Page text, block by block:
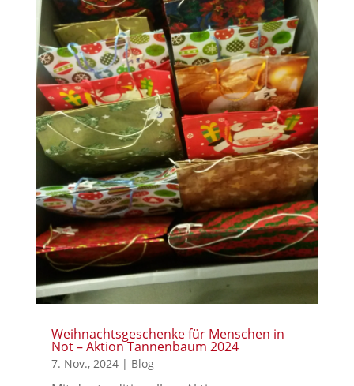
Weihnachtsgeschenke für Menschen in
Not – Aktion Tannenbaum 2024
7. Nov., 2024| Blog